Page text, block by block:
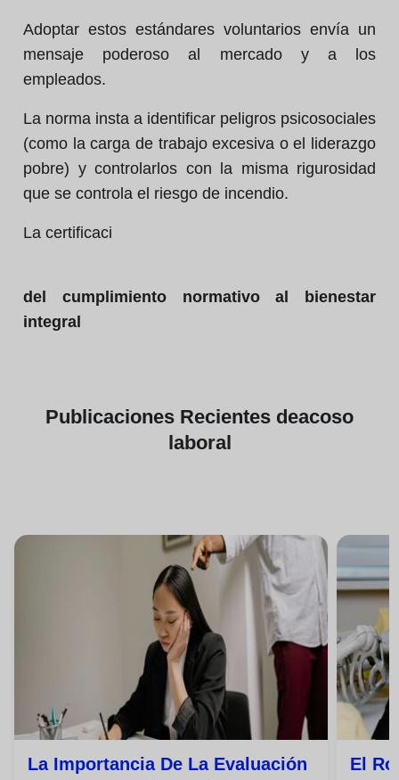
Adoptar estos estándares voluntarios envía un
mensaje poderoso al mercado y a los
empleados.
La norma insta a identificar peligros psicosociales
(como la carga de trabajo excesiva o el liderazgo
pobre) y controlarlos con la misma rigurosidad
que se controla el riesgo de incendio.
La certificaci
del cumplimiento normativo al bienestar
integral
Publicaciones Recientes deacoso
laboral
La Importancia De La Evaluación
El